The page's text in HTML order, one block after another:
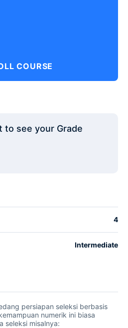
COURSE
to see your Grade
4
Intermediate
persiapan seleksi berbasis
numerik ini biasa
seleksi misalnya: